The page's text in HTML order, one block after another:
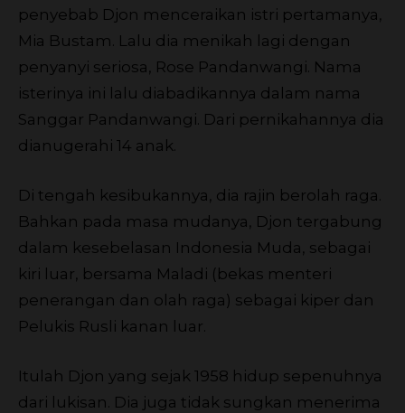
penyebab Djon menceraikan istri pertamanya,
Mia Bustam. Lalu dia menikah lagi dengan
penyanyi seriosa, Rose Pandanwangi. Nama
isterinya ini lalu diabadikannya dalam nama
Sanggar Pandanwangi. Dari pernikahannya dia
dianugerahi 14 anak.
Di tengah kesibukannya, dia rajin berolah raga.
Bahkan pada masa mudanya, Djon tergabung
dalam kesebelasan Indonesia Muda, sebagai
kiri luar, bersama Maladi (bekas menteri
penerangan dan olah raga) sebagai kiper dan
Pelukis Rusli kanan luar.
Itulah Djon yang sejak 1958 hidup sepenuhnya
dari lukisan. Dia juga tidak sungkan menerima